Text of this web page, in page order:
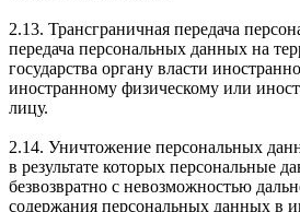
2.13. Трансграничная передача
передача персональных данных на
государства органу власти
иностранному физическому или
лицу.
2.14. Уничтожение персональных
в результате которых персональные
безвозвратно с невозможностью
содержания персональных данных в